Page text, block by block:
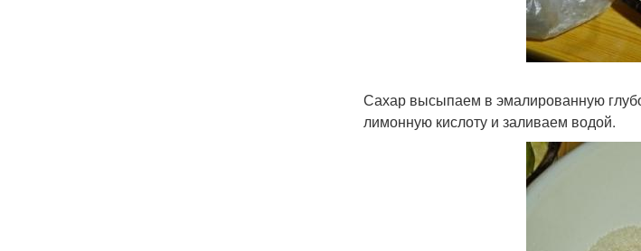
Сахар высыпаем в эмалированную
лимонную кислоту и заливаем водой.